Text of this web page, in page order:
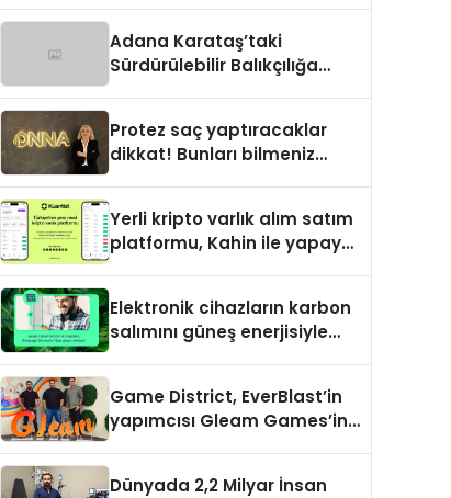
Adana Karataş’taki
Sürdürülebilir Balıkçılığa
Protez saç yaptıracaklar
dikkat! Bunları bilmeniz
Yerli kripto varlık alım satım
platformu, Kahin ile yapay
Elektronik cihazların karbon
salımını güneş enerjisiyle
Game District, EverBlast’in
yapımcısı Gleam Games’in
Dünyada 2,2 Milyar İnsan